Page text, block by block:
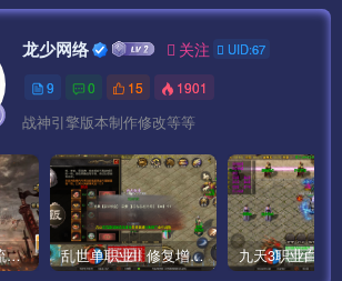
龙少网络 关注 UID:67
9 0 15 1901
战神引擎版本制作修改等等
战神引擎—云起9流派白猪G2.0 乱世单职业II 修复增改版白猪G2.0